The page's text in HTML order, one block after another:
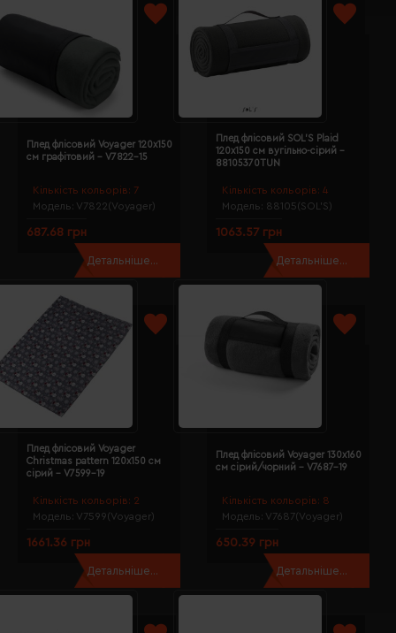
Кількість кольорів: 7
Модель: V7822(Voyager)
Плед флісовий Voyager 120х150
см графітовий - V7822-15
687.68 грн
Детальніше...
Кількість кольорів: 4
Модель: 88105(SOL’S)
Плед флісовий SOL'S Plaid
120х150 см вугільно-сірий -
88105370TUN
1063.57 грн
Детальніше...
Кількість кольорів: 2
Модель: V7599(Voyager)
Плед флісовий Voyager
Christmas pattern 120х150 см
сірий - V7599-19
1661.36 грн
Детальніше...
Кількість кольорів: 8
Модель: V7687(Voyager)
Плед флісовий Voyager 130х160
см сірий/чорний - V7687-19
650.39 грн
Детальніше...